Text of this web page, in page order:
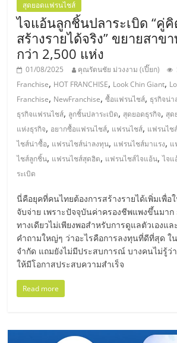
ไชส์
ขาย
แฟ
รน
ไชส์
แฟ
รน
ไชส์
ขาย
หน้า
สุดยอดแฟรนไชส์
ไจแอ้นลูกชิ้นปลาระเบิด “คู่
สร้างรายได้จริง” ขยายสาข
กว่า 2,500 แห่ง
01/08/2025 คุณรัตนชัย ม่วงงาม (เปี๊ยก)
Franchise, HOT FRANCHISE, Look Chin Giant,
Franchise, NewFranchise,ซื้อแฟรนไชส์, ธุรกิจน่
ธุรกิจแฟรนไชส์, ลูกชิ้นปลาระเบิด, สุดยอดธุรกิจ, สุด
แห่งธุรกิจ, อยากซื้อแฟรนไชส์, แฟรนไชส์, แฟรนไช
ไชส์น่าซื้อ, แฟรนไชส์น่าลงทุน, แฟรนไชส์มาแรง, แ
ไชส์ลูกชิ้น, แฟรนไชส์สุดฮิต, แฟรนไชส์ไจแอ้น,ไจแ
ระเบิด
นี่คือยุคที่คนไทยต้องการสร้างรายได้เพิ่มเพื่อ
จับจ่าย เพราะปัจจุบันค่าครองชีพแพงขึ้นมาก
ทางเดียวไม่เพียงพอสำหรับการดูแลตัวเองแ
คำถามใหญ่ๆ ว่าอะไรคือการลงทุนที่ดีที่สุด ใ
จำกัด แถมยังไม่มีประสบการณ์ บางคนไม่รู้ว่
ให้มีโอกาสประสบความสำเร็จ
Read more